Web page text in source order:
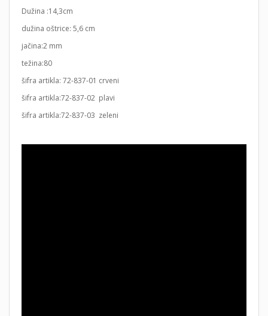
Dužina :14,3cm
dužina oštrice: 5,6 cm
jačina:2 mm
težina:80
šifra artikla: 72-837-01 crveni
šifra artikla:72-837-02 plavi
šifra artikla:72-837-03 zeleni